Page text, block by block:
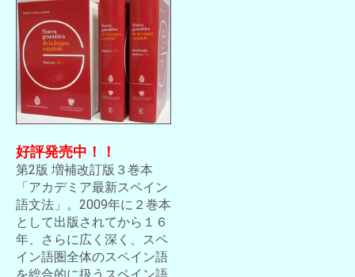
好評発売中！！
第2版 増補改訂版３巻本
「アカデミア最新スペイン
語文法」。2009年に２巻本
として出版されてから１６
年、さらに広く深く、スペ
イン語圏全体のスペイン語